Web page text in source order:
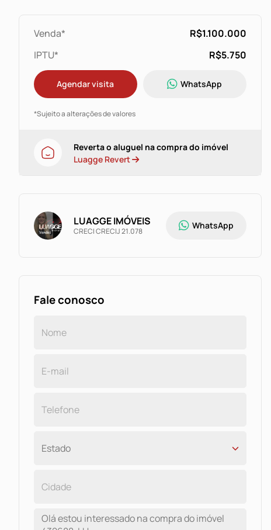
Venda*
R$1.100.000
IPTU*
R$5.750
Agendar visita WhatsApp
*Sujeito a alterações de valores
Reverta o aluguel na compra do imóvel
Luagge Revert
LUAGGE IMÓVEIS
CRECI CRECIJ 21.078 WhatsApp
Fale conosco